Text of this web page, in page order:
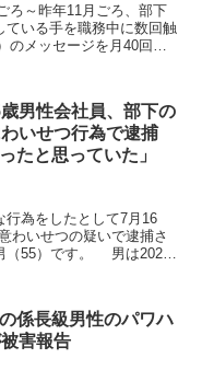
ろ～昨年11月ごろ、部下
いる手を職務中に数回触
メッセージを月40回程
男性会社員、部下の
いせつ行為で逮捕
たと思っていた」
行為をしたとして7月16
いせつの疑いで逮捕さ
（55）です。 男は2023
係長級男性のパワハ
害報告